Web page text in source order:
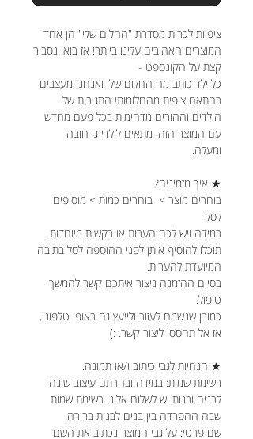
ציפיות לכרית מסדרת "החלום שלי" הן אחד
המוצרים האהובים עלינו ביותר! אז בואו נסביר
קצת על הקונספט -
כל ילד כותב מה החלום שלו ואנחנו מעצבים
בהתאם ציפית מהחלומות! התגובות של
הילדים וההורים מדהימות בכל פעם מחדש
עם המוצר הזה. מתאים לילדי גן חובה
ומעלה.
★ איך מזמינים?
בוחרים מוצר > בוחרים כמות > מוסיפים
לסל
במידה ויש לכם הערות או בקשות מיוחדות
תוכלו להוסיף אותן לפני ההוספה לסל בתיבה
המיועדת להערות.
בסיום ההזמנה ניצור איתכם קשר להמשך
טיפול.
כמובן שנשמח לעזור ולייעץ גם באופן טלפוני,
אז אל תהססו ליצור קשר. :)
★ הנחיות לגבי כיתוב ו/או תמונה:
רשימת שמות: במידה ובחרתם עיצוב שונה
לבנים ובנות יש לשלוח אלינו רשימת שמות
שבה ההפרדה בין בנים לבנות ברורה.
שם פרטי: על גבי המוצר נכתוב את השם